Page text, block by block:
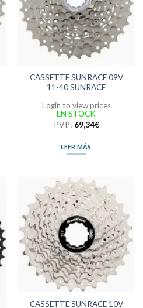
CASSETTE SUNRACE 09V
11-40 SUNRACE
Login to view prices
EN STOCK
PVP: 69,34€
LEER MÁS
CASSETTE SUNRACE 10V